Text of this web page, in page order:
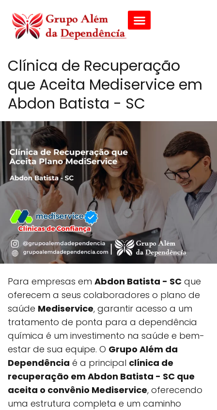
Clínica de Recuperação
que Aceita Mediservice em
Abdon Batista - SC
Para empresas em Abdon Batista - SC que
oferecem a seus colaboradores o plano de
saúde Mediservice, garantir acesso a um
tratamento de ponta para a dependência
química é um investimento na saúde e bem-
estar de sua equipe. O Grupo Além da
Dependência é a principal clínica de
recuperação em Abdon Batista - SC que
aceita o convênio Mediservice, oferecendo
uma estrutura completa e um caminho